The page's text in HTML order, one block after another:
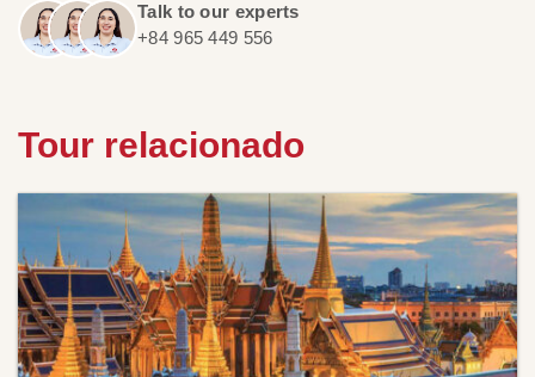
Talk to our experts
+84 965 449 556
Tour relacionado